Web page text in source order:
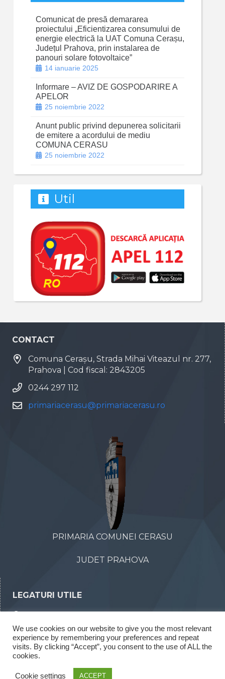
Comunicat de presă demararea
proiectului „Eficientizarea consumului de
energie electrică la UAT Comuna Cerașu,
Județul Prahova, prin instalarea de
panouri solare fotovoltaice”
14 ianuarie 2025
Informare – AVIZ DE GOSPODARIRE A
APELOR
25 noiembrie 2022
Anunt public privind depunerea solicitarii
de emitere a acordului de mediu
COMUNA CERASU
25 noiembrie 2022
Util
CONTACT
Comuna Cerașu, Strada Mihai Viteazul nr. 277,
Prahova | Cod fiscal: 2843205
0244 297 112
primariacerasu@primariacerasu.ro
PRIMARIA COMUNEI CERASU
JUDET PRAHOVA
LEGATURI UTILE
Declaratii de interese
Rapoarte legea 52/2003
We use cookies on our website to give you the most relevant
experience by remembering your preferences and repeat
visits. By clicking “Accept”, you consent to the use of ALL the
cookies.
Cookie settings ACCEPT